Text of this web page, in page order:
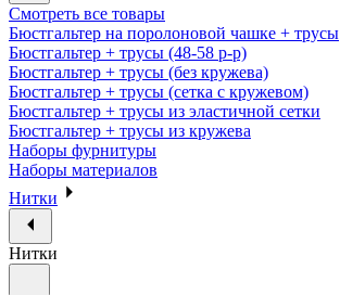
Смотреть все товары
Бюстгальтер на поролоновой чашке + трусы
Бюстгальтер + трусы (48-58 р-р)
Бюстгальтер + трусы (без кружева)
Бюстгальтер + трусы (сетка с кружевом)
Бюстгальтер + трусы из эластичной сетки
Бюстгальтер + трусы из кружева
Наборы фурнитуры
Наборы материалов
Нитки
Нитки